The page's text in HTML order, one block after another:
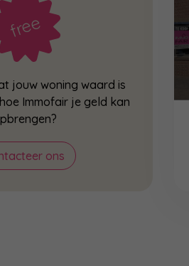
jouw woning waard is
Immofair je geld kan
ons